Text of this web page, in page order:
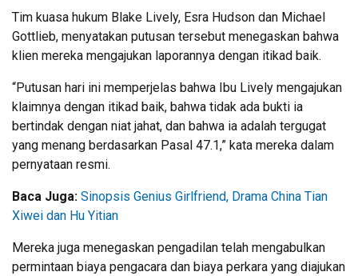
Tim kuasa hukum Blake Lively, Esra Hudson dan Michael
Gottlieb, menyatakan putusan tersebut menegaskan bahwa
klien mereka mengajukan laporannya dengan itikad baik.
“Putusan hari ini memperjelas bahwa Ibu Lively mengajukan
klaimnya dengan itikad baik, bahwa tidak ada bukti ia
bertindak dengan niat jahat, dan bahwa ia adalah tergugat
yang menang berdasarkan Pasal 47.1,” kata mereka dalam
pernyataan resmi.
Baca Juga: Sinopsis Genius Girlfriend, Drama China Tian
Xiwei dan Hu Yitian
Mereka juga menegaskan pengadilan telah mengabulkan
permintaan biaya pengacara dan biaya perkara yang diajukan